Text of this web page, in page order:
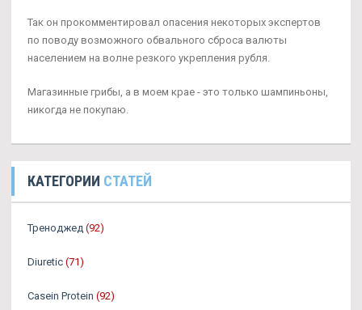
Так он прокомментировал опасения некоторых экспертов
по поводу возможного обвального сброса валюты
населением на волне резкого укрепления рубля.
Магазинные грибы, а в моем крае - это только шампиньоны,
никогда не покупаю.
КАТЕГОРИИ СТАТЕЙ
Треноджед (92)
Diuretic (71)
Casein Protein (92)